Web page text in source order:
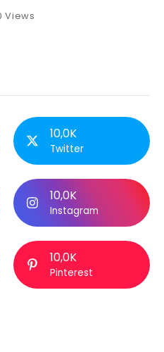
Views
10,0K
Twitter
10,0K
Instagram
10,0K
Pinterest